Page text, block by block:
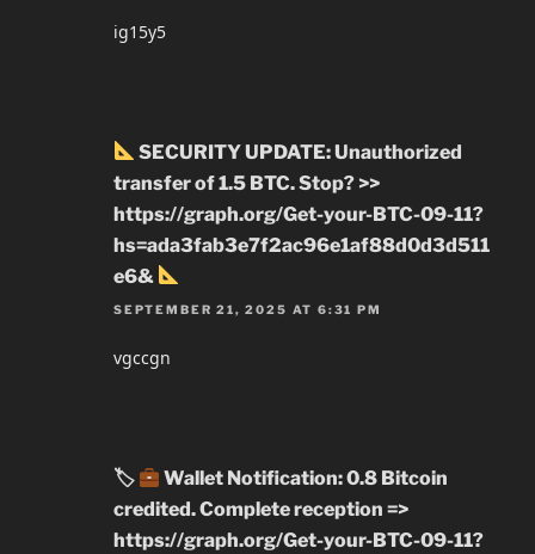
ig15y5
SECURITY UPDATE: Unauthorized
transfer of 1.5 BTC. Stop? >>
https://graph.org/Get-your-BTC-09-11?
hs=ada3fab3e7f2ac96e1af88d0d3d511
e6&
SEPTEMBER 21, 2025 AT 6:31 PM
vgccgn
🏷
Wallet Notification: 0.8 Bitcoin
credited. Complete reception =>
https://graph.org/Get-your-BTC-09-11?